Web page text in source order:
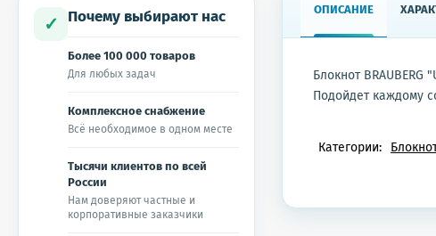
ОПИСАНИЕ
Блокнот
Подойдет каждому
Категории:
✓ Почему выбирают нас
Более 100 000 товаров
Для любых задач
Комплексное снабжение
Всё необходимое в одном месте
Тысячи клиентов по всей
России
Нам доверяют частные и
корпоративные заказчики